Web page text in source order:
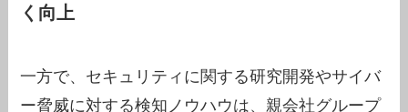
く向上
一方で、セキュリティに関する研究開発やサイバ
ー脅威に対する検知ノウハウは、親会社グループ